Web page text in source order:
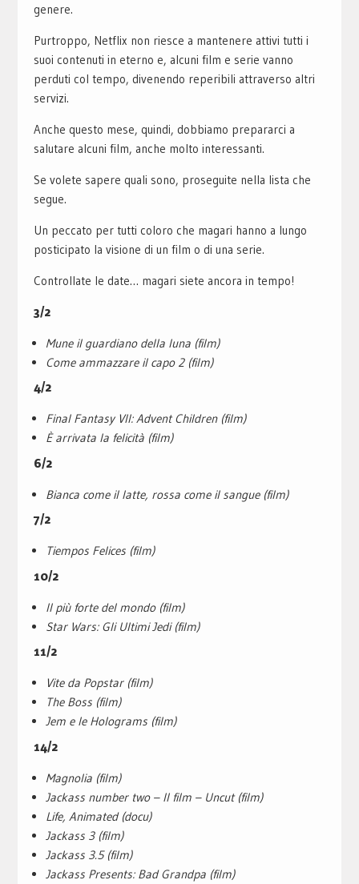
genere.
Purtroppo, Netflix non riesce a mantenere attivi tutti i
suoi contenuti in eterno e, alcuni film e serie vanno
perduti col tempo, divenendo reperibili attraverso altri
servizi.
Anche questo mese, quindi, dobbiamo prepararci a
salutare alcuni film, anche molto interessanti.
Se volete sapere quali sono, proseguite nella lista che
segue.
Un peccato per tutti coloro che magari hanno a lungo
posticipato la visione di un film o di una serie.
Controllate le date… magari siete ancora in tempo!
3/2
Mune il guardiano della luna (film)
Come ammazzare il capo 2 (film)
4/2
Final Fantasy VII: Advent Children (film)
È arrivata la felicità (film)
6/2
Bianca come il latte, rossa come il sangue (film)
7/2
Tiempos Felices (film)
10/2
Il più forte del mondo (film)
Star Wars: Gli Ultimi Jedi (film)
11/2
Vite da Popstar (film)
The Boss (film)
Jem e le Holograms (film)
14/2
Magnolia (film)
Jackass number two – Il film – Uncut (film)
Life, Animated (docu)
Jackass 3 (film)
Jackass 3.5 (film)
Jackass Presents: Bad Grandpa (film)